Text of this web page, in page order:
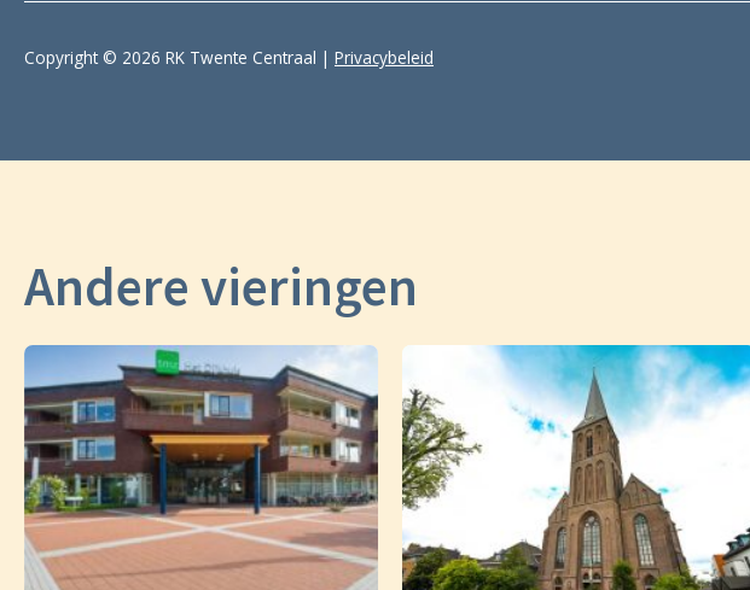
Copyright © 2026 RK Twente Centraal | Privacybeleid
Andere vieringen